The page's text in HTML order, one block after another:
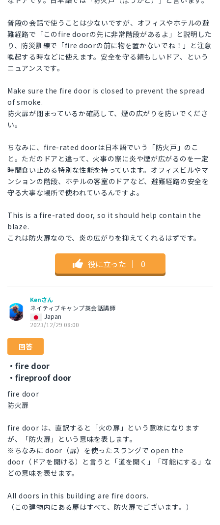
普段の会話で使うことは少ないですが、オフィスやホテルの避
難経路で「このfire doorの先に非常階段があるよ」と説明した
り、防災訓練で「fire doorの前に物を置かないでね！」と注意
喚起する時などに使えます。安全を守る頼もしいドア、という
ニュアンスです。
Make sure the fire door is closed to prevent the spread
of smoke.
防火扉が閉まっているか確認して、煙の広がりを防いでくださ
い。
ちなみに、fire-rated doorは日本語でいう「防火戸」のこ
と。ただのドアと違って、火事の際に炎や煙が広がるのを一定
時間食い止める特別な性能を持っています。オフィスビルやマ
ンションの階段、ホテルの客室のドアなど、避難経路の安全を
守る大事な場所で使われているんですよ。
This is a fire-rated door, so it should help contain the
blaze.
これは防火扉なので、炎の広がりを抑えてくれるはずです。
役に立った ｜ 0
Kenさん
ネイティブキャンプ英会話講師
Japan
2023/12/29 08:00
回答
・fire door
・fireproof door
fire door
防火扉
fire door は、直訳すると「火の扉」という意味になります
が、「防火扉」という意味を表します。
※ちなみに door（扉）を使ったスラングで open the
door（ドアを開ける）と言うと「道を開く」「可能にする」な
どの意味を表せます。
All doors in this building are fire doors.
（この建物内にある扉はすべて、防火扉でございます。）